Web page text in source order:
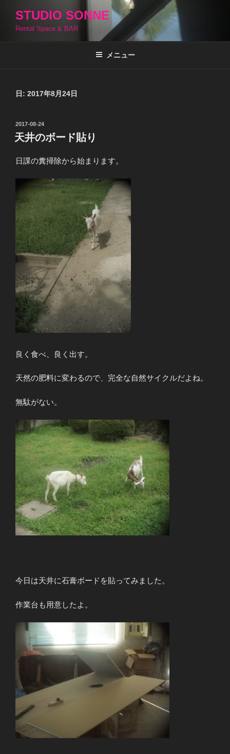
ン
STUDIO SONNE
Rental Space & BAR
メニュー
日: 2017年8月24日
投
稿
日:
2017-08-24
天井のボード貼り
日課の糞掃除から始まります。
良く食べ、良く出す。
天然の肥料に変わるので、完全な自然サイクルだよね。
無駄がない。
今日は天井に石膏ボードを貼ってみました。
作業台も用意したよ。